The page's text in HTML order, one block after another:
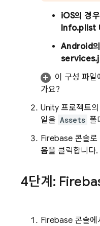
iOS의 경우
Info.plist
Android
이 구성 파일
가요?
Unity 프로젝트의
일을 Assets 폴
Firebase 콘솔로
음을 클릭합니다.
4단계:
Firebase 콘솔에